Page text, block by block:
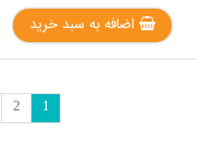
اضافه به سبد خرید
1
2